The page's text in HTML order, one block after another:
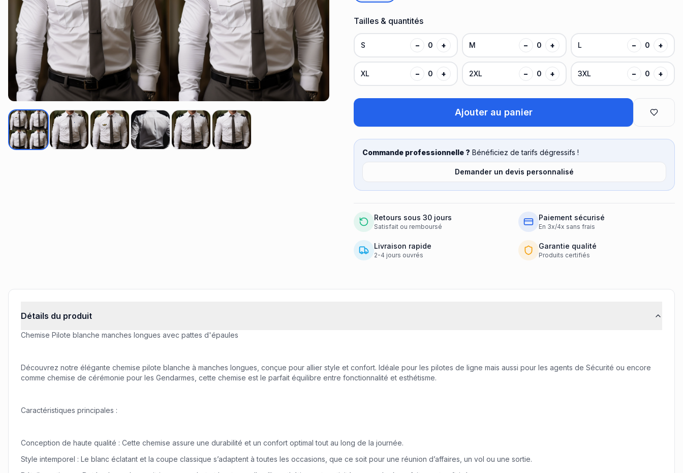
Tailles & quantités
S − 0 + M − 0 + L − 0 +
XL − 0 + 2XL − 0 + 3XL − 0 +
Ajouter au panier
Commande professionnelle ? Bénéficiez de tarifs dégressifs !
Demander un devis personnalisé
Retours sous 30 jours
Satisfait ou remboursé
Paiement sécurisé
En 3x/4x sans frais
Livraison rapide
2-4 jours ouvrés
Garantie qualité
Produits certifiés
Détails du produit
Chemise Pilote blanche manches longues avec pattes d'épaules
Découvrez notre élégante chemise pilote blanche à manches longues, conçue pour allier style et confort. Idéale pour les pilotes de ligne mais aussi pour les agents de Sécurité ou encore
comme chemise de cérémonie pour les Gendarmes, cette chemise est le parfait équilibre entre fonctionnalité et esthétisme.
Caractéristiques principales :
Conception de haute qualité : Cette chemise assure une durabilité et un confort optimal tout au long de la journée.
Style intemporel : Le blanc éclatant et la coupe classique s’adaptent à toutes les occasions, que ce soit pour une réunion d’affaires, un vol ou une sortie.